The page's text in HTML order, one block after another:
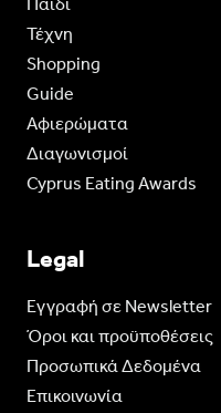
Τέχνη
Shopping
Guide
Aφιερώματα
Διαγωνισμοί
Cyprus Eating Awards
Legal
Eγγραφή σε Newsletter
Όροι και προϋποθέσεις
Προσωπικά Δεδομένα
Επικοινωνία